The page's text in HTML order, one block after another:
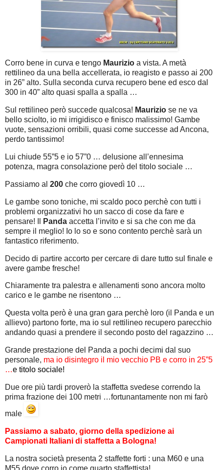
Corro bene in curva e tengo Maurizio a vista. A metà
rettilineo da una bella accellerata, io reagisto e passo ai 200
in 26” alto. Sulla seconda curva recupero bene ed esco dal
300 in 40” alto quasi spalla a spalla …
Sul rettilineo però succede qualcosa! Maurizio se ne va
bello sciolto, io mi irrigidisco e finisco malissimo! Gambe
vuote, sensazioni orribili, quasi come successe ad Ancona,
perdo tantissimo!
Lui chiude 55”5 e io 57”0 … delusione all’ennesima
potenza, magra consolazione però del titolo sociale …
Passiamo al 200 che corro giovedì 10 …
Le gambe sono toniche, mi scaldo poco perchè con tutti i
problemi organizzativi ho un sacco di cose da fare e
pensare! Il
Panda accetta l’invito e si sa che con me da
sempre il meglio! Io lo so e sono contento perchè sarà un
fantastico riferimento.
Decido di partire accorto per cercare di dare tutto sul finale e
avere gambe fresche!
Chiaramente tra palestra e allenamenti sono ancora molto
carico e le gambe ne risentono …
Questa volta però è una gran gara perchè loro (il Panda e un
allievo) partono forte, ma io sul rettilineo recupero parecchio
andando quasi a prendere il secondo posto del ragazzino …
Grande prestazione del Panda a pochi decimi dal suo
personale, ma io disintegro il mio vecchio PB e corro in 25”5
…e titolo sociale!
Due ore più tardi proverò la staffetta svedese correndo la
prima frazione dei 100 metri …fortunantamente non mi farò
male
Passiamo a sabato, giorno della spedizione ai
Campionati Italiani di staffetta a Bologna!
La nostra società presenta 2 staffette forti : una M60 e una
M55 dove corro io come quarto staffettista!